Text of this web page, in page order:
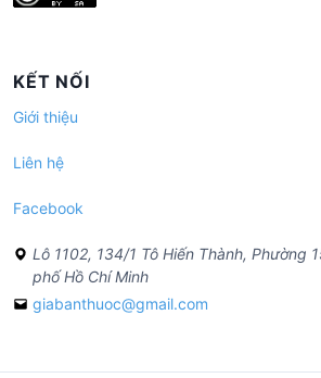
KẾT NỐI
Giới thiệu
Liên hệ
Facebook
Lô 1102, 134/1 Tô Hiến Thành, Phường
phố Hồ Chí Minh
giabanthuoc@gmail.com